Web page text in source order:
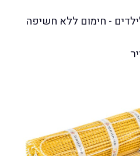
- חימום ללא חשיפה